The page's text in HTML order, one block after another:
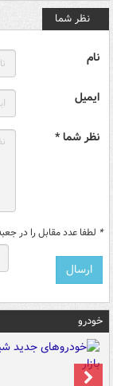
نظر شما
نام
ایمیل
نظر شما *
* لطفا عدد مقابل را در
خودرو